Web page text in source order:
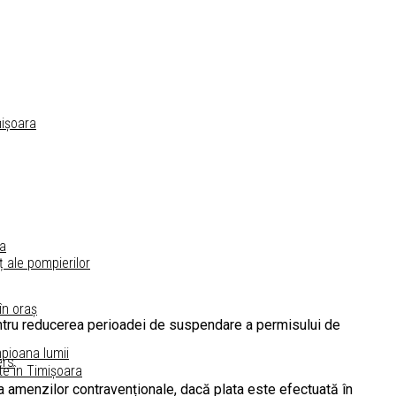
oraș
în Timișoara
ale pompierilor
lumii
reducerea perioadei de suspendare a permisului de
contravenționale, dacă plata este efectuată în